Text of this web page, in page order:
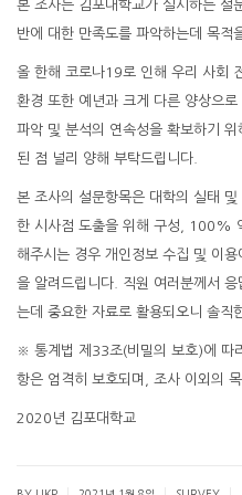
본 조사는 김포대학교가 실시하는 설
반에 대한 만족도를 파악하는데 목적
올 한해 코로나19로 인해 우리 사회
환경 또한 예년과 크게 다른 양상으
파악 및 분석의 연속성을 확보하기
된 점 널리 양해 부탁드립니다.
본 조사의 설문항목은 대학의 실태
한 시사점 도출을 위해 구성, 100%
해주시는 경우 개인정보 수집 및 이
을 알려드립니다. 직원 여러분께서
는데 중요한 자료로 활용되오니 솔직
※ 통계법 제33조(비밀의 보호)에 따
항은 엄격히 보호되며, 조사 이외의
2020년 김포대학교